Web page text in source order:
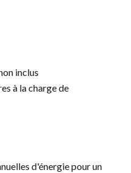
inclus
à la charge de
d'énergie pour un